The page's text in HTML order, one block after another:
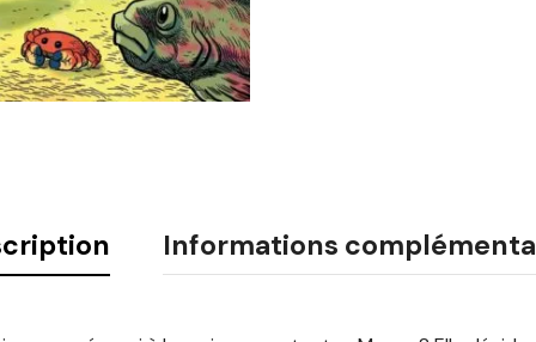
Informations